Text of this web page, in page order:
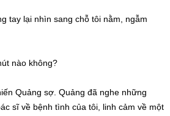
tay lại nhìn sang chỗ tôi nằm, ngẫm
nào không?
Quảng sợ. Quảng đã nghe những
sĩ về bệnh tình của tôi, linh cảm về một